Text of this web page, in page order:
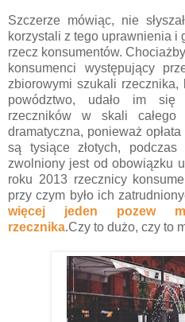
Szczerze mówiąc, nie
korzystali z tego uprawnienia i
rzecz konsumentów.
konsumenci występujący
zbiorowymi szukali
powództwo, udało im się
rzeczników w skali
dramatyczna, ponieważ
są tysiące złotych,
zwolniony jest od obowiązku
roku 2013 rzecznicy
przy czym było ich
więcej jeden pozew
rzecznika.Czy to dużo, czy to